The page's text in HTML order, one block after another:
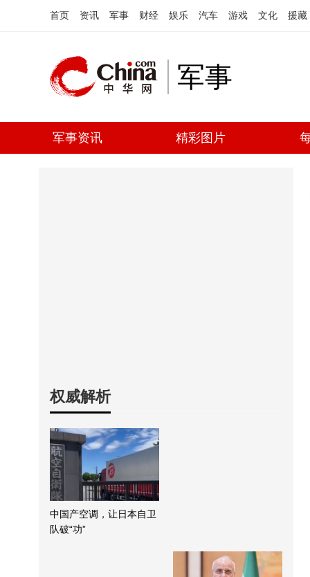
首页 资讯 军事 财经 娱乐 汽车 游戏 文化 援藏
军事
军事资讯 精彩图片
权威解析
中国产空调，让日本自卫
队破“功”